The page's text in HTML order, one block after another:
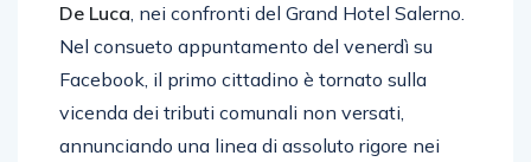
De Luca, nei confronti del Grand Hotel Salerno.
Nel consueto appuntamento del venerdì su
Facebook, il primo cittadino è tornato sulla
vicenda dei tributi comunali non versati,
annunciando una linea di assoluto rigore nei